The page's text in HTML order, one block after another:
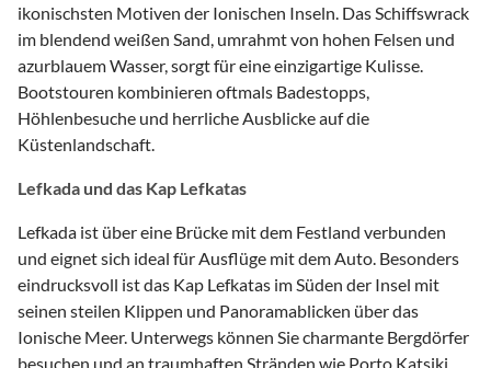
ikonischsten Motiven der Ionischen Inseln. Das Schiffswrack
im blendend weißen Sand, umrahmt von hohen Felsen und
azurblauem Wasser, sorgt für eine einzigartige Kulisse.
Bootstouren kombinieren oftmals Badestopps,
Höhlenbesuche und herrliche Ausblicke auf die
Küstenlandschaft.
Lefkada und das Kap Lefkatas
Lefkada ist über eine Brücke mit dem Festland verbunden
und eignet sich ideal für Ausflüge mit dem Auto. Besonders
eindrucksvoll ist das Kap Lefkatas im Süden der Insel mit
seinen steilen Klippen und Panoramablicken über das
Ionische Meer. Unterwegs können Sie charmante Bergdörfer
besuchen und an traumhaften Stränden wie Porto Katsiki